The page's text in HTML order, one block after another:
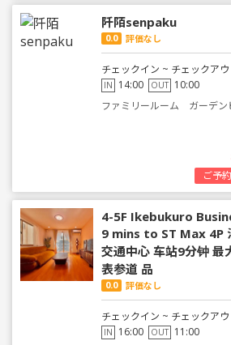
阡陌senpaku
0.0 評価なし
チェックイン ~ チェックアウ
IN 14:00 OUT 10:00
ファミリールーム ガーデン
ご予
4-5F Ikebukuro
9 mins to ST Max 4P
交通中心 车站9分钟 最
表参道 品
0.0 評価なし
チェックイン ~ チェックアウ
IN 16:00 OUT 11:00